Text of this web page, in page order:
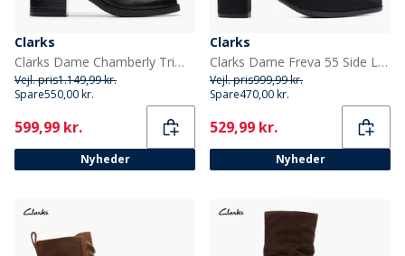
Clarks
Clarks Dame Chamberly Trim Blok Hæl Støvler Black Leather
Vejl. pris1.149,99 kr.
Spare550,00 kr.
Current
599,99 kr.
Nyheder
Clarks
Clarks Dame Freva 55 Side Lynlås Støvler Sort Ruskind Black Sde
Vejl. pris999,99 kr.
Spare470,00 kr.
Current
529,99 kr.
Nyheder